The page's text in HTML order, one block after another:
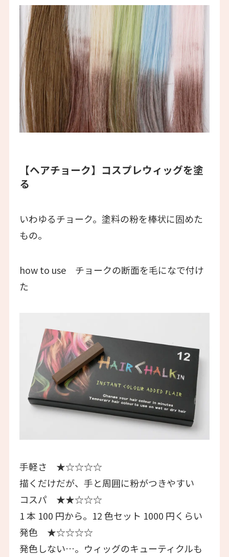
【ヘアチョーク】 コスプレウィッグを塗
る
いわゆるチョーク。塗料の粉を棒状に固めた
もの。
how to use チョークの断面を毛になで付け
た
手軽さ ★☆☆☆☆
描くだけだが、手と周囲に粉がつきやすい
コスパ ★★☆☆☆
1 本 100 円から。12 色セット 1000 円くらい
発色 ★☆☆☆☆
発色しない…。ウィッグのキューティクルも